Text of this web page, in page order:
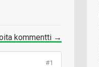
kommentti →
#1